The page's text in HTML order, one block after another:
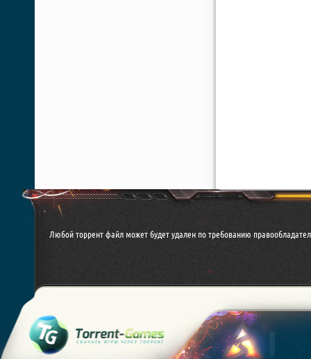
Любой торрент файл может будет удален по требованию